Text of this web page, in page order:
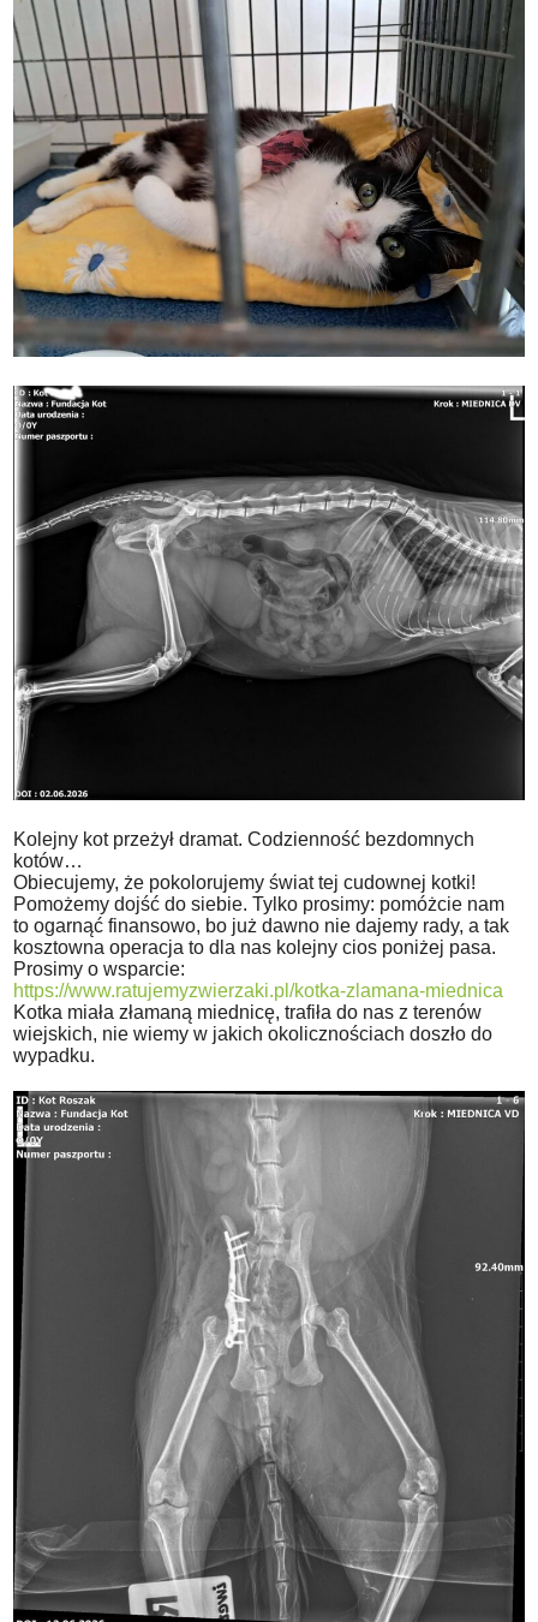
Kolejny kot przeżył dramat. Codzienność bezdomnych
kotów…
Obiecujemy, że pokolorujemy świat tej cudownej kotki!
Pomożemy dojść do siebie. Tylko prosimy: pomóżcie nam
to ogarnąć finansowo, bo już dawno nie dajemy rady, a tak
kosztowna operacja to dla nas kolejny cios poniżej pasa.
Prosimy o wsparcie:
https://www.ratujemyzwierzaki.pl/kotka-zlamana-miednica
Kotka miała złamaną miednicę, trafiła do nas z terenów
wiejskich, nie wiemy w jakich okolicznościach doszło do
wypadku.